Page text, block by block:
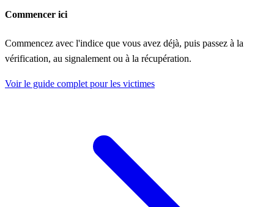
Commencer ici
Commencez avec l'indice que vous avez déjà, puis passez à la
vérification, au signalement ou à la récupération.
Voir le guide complet pour les victimes